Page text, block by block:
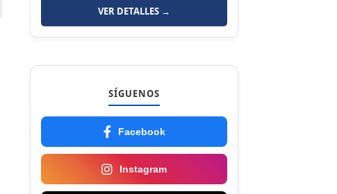
VER DETALLES →
SÍGUENOS
Facebook
Instagram